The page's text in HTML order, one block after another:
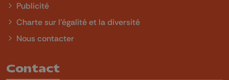
Publicité
Charte sur l'égalité et la diversité
Nous contacter
Contact